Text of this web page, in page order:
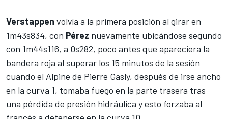
Verstappen volvía a la primera posición al girar en
1m43s834, con Pérez nuevamente ubicándose segundo
con 1m44s116, a 0s282, poco antes que apareciera la
bandera roja al superar los 15 minutos de la sesión
cuando el Alpine de Pierre Gasly, después de irse ancho
en la curva 1, tomaba fuego en la parte trasera tras
una pérdida de presión hidráulica y esto forzaba al